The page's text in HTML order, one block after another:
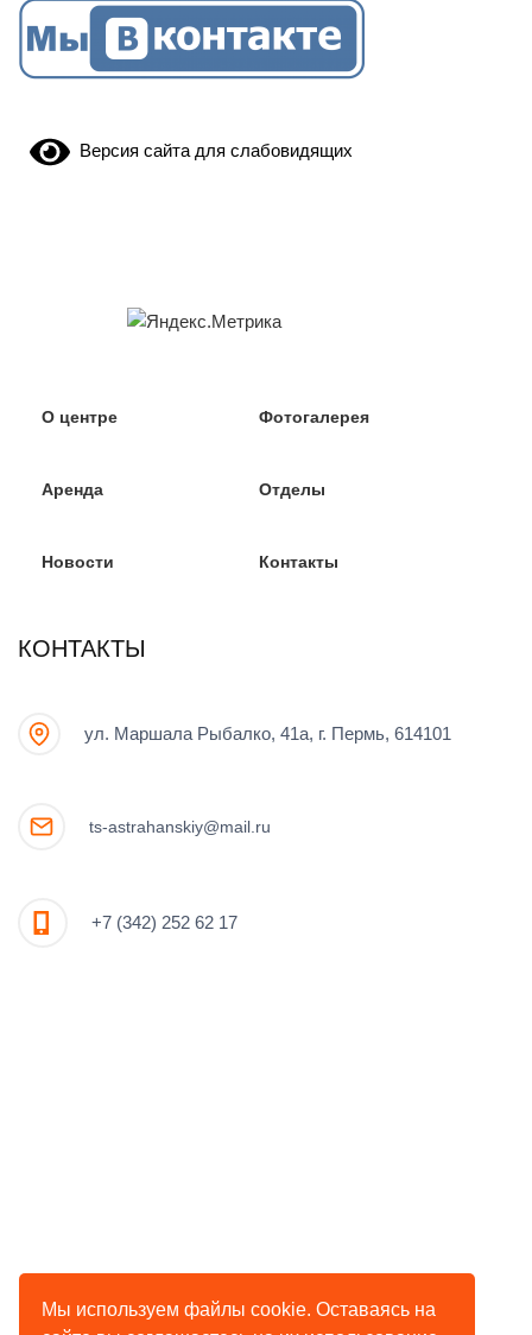
Версия сайта для слабовидящих
О центре Фотогалерея
Аренда Отделы
Новости Контакты
КОНТАКТЫ
ул. Маршала Рыбалко, 41а, г. Пермь, 614101
ts-astrahanskiy@mail.ru
+7 (342) 252 62 17
Мы используем файлы cookie. Оставаясь на